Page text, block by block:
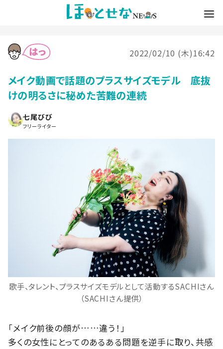
2022/02/10 (木)16:42
メイク動画で話題のプラスサイズモデル 底抜
けの明るさに秘めた苦難の連続
七尾びび
フリーライター
歌手、タレント、プラスサイズモデルとして活動するSACHIさん
（SACHIさん提供）
「メイク前後の顔が……違う！」
多くの女性にとってのあるある問題を逆手に取り、共感